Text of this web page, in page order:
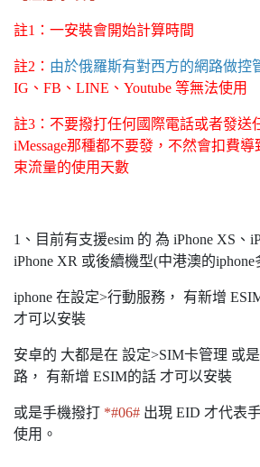
註1：一安裝會開始計算時間
註2： 由於俄羅斯有對西方的網路做控
IG、FB、LINE、Youtube 等無法使用
註3：不要撥打任何國際電話或者發送
iMessage那種都不要發，不然會扣費
束流量的使用天數
1、目前有支援esim 的 為 iPhone XS、
iPhone XR 或後續機型(中港澳的
iphone 在設定>行動服務， 有新增
才可以安裝
安卓的 大都是在 設定>SIM卡管理 或
路， 有新增 ESIM的話 才可以安裝
或是手機撥打 *#06# 出現 EID 才代表
使用。